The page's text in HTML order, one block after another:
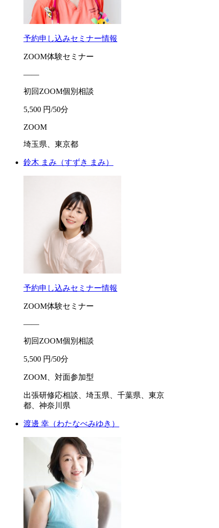
予約申し込みセミナー情報
ZOOM体験セミナー
――
初回ZOOM個別相談
5,500 円/50分
ZOOM
埼玉県、東京都
鈴木 まみ （すずき まみ）
予約申し込みセミナー情報
ZOOM体験セミナー
――
初回ZOOM個別相談
5,500 円/50分
ZOOM、対面参加型
出張研修応相談、埼玉県、千葉県、東京
都、神奈川県
渡邊 幸 （わたなべみゆき）